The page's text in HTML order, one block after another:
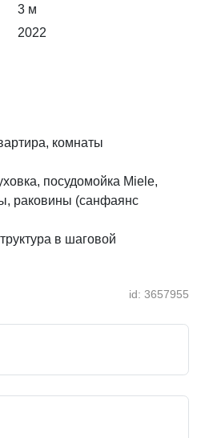
3 м
2022
комнаты
посудомойка Miele,
раковины (санфаянс
в шаговой
id: 3657955